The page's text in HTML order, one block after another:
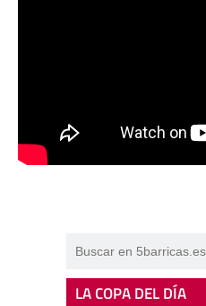
LA COPA DEL DÍA